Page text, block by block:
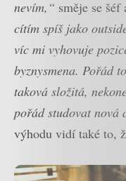
nevím,“ směje se
cítím spíš jako
víc mi vyhovuje
byznysmena. Pořád
taková složitá,
pořád studovat nová
výhodu vidí také to,